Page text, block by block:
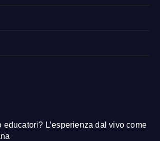
educatori? L’esperienza dal vivo come